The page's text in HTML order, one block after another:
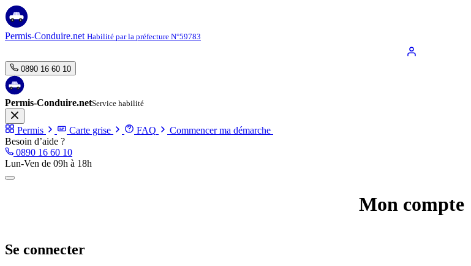
Aller
au
contenu
Permis-Conduire.net Habilité par la préfecture N°59783
0890 16 60 10
Permis-Conduire.netService habilité
Permis Carte grise FAQ
Commencer ma démarche
Besoin d’aide ?
0890 16 60 10
Lun-Ven de 09h à 18h
Mon compte
Se connecter